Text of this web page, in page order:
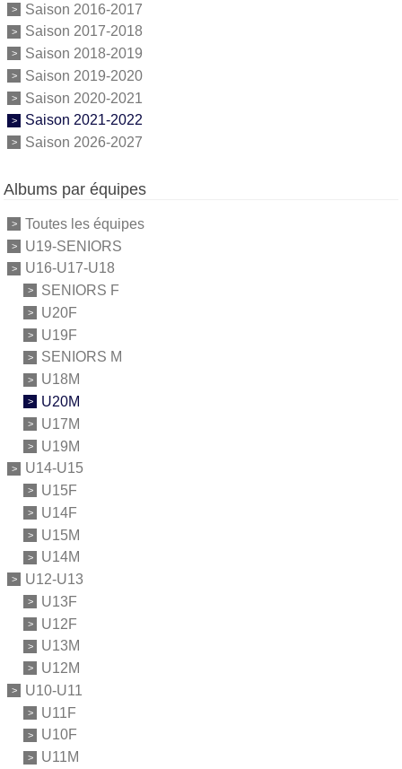
Saison 2016-2017
Saison 2017-2018
Saison 2018-2019
Saison 2019-2020
Saison 2020-2021
Saison 2021-2022
Saison 2026-2027
Albums par équipes
Toutes les équipes
U19-SENIORS
U16-U17-U18
SENIORS F
U20F
U19F
SENIORS M
U18M
U20M
U17M
U19M
U14-U15
U15F
U14F
U15M
U14M
U12-U13
U13F
U12F
U13M
U12M
U10-U11
U11F
U10F
U11M